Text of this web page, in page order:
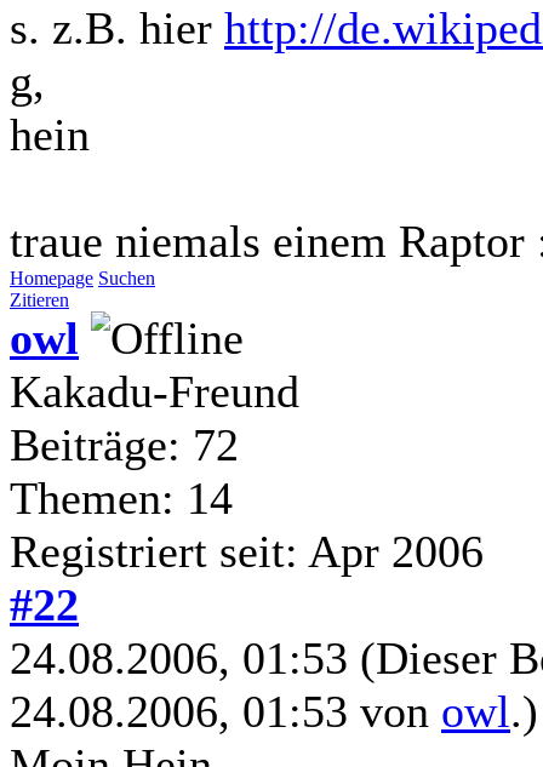
s. z.B. hier http://
g,
hein
traue niemals einem Raptor
Homepage Suchen
Zitieren
owl
Kakadu-Freund
Beiträge: 72
Themen: 14
Registriert seit: Apr 2006
#22
24.08.2006, 01:53 (Dieser
24.08.2006, 01:53 von owl.)